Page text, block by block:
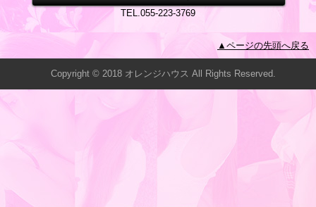
TEL.055-223-3769
▲ページの先頭へ戻る
Copyright © 2018 オレンジハウス All Rights Reserved.